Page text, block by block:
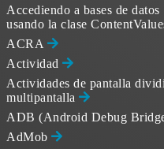
Accediendo a bases de
usando la clase
ACRA
Actividad
Actividades de pantalla
multipantalla
ADB (Android Debug
AdMob